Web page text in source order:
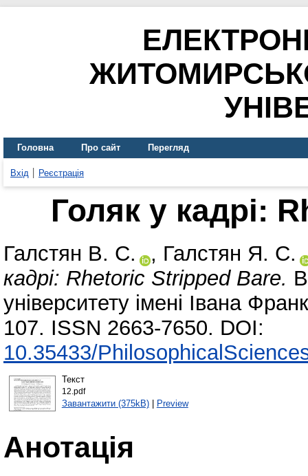
Головна Про сайт Перегляд
Вхід Реєстрація
Голяк у кадрі:
Галстян В. С. , Галстян Я. С.
кадрі: Rhetoric Stripped Bare.
університету імені Івана
107. ISSN 2663-7650. DOI:
10.35433/
Текст
12.pdf
Завантажити (375kB)| Preview
Анотація